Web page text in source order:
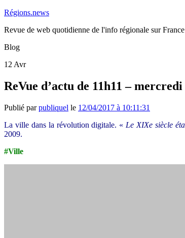
Régions.news
Revue de web quotidienne de l'info régionale sur
Blog
12 Avr
ReVue d’actu de 11h11 –
Publié parpubliquel le 12/04/2017 à 10:11:31
La ville dans la révolution digitale. « Le XIXe siècle
2009.
#Ville